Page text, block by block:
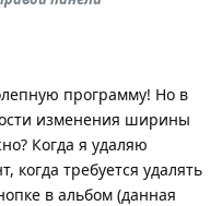
программу! Но в
изменения ширины
Когда я удаляю
когда требуется удалять
в альбом (данная